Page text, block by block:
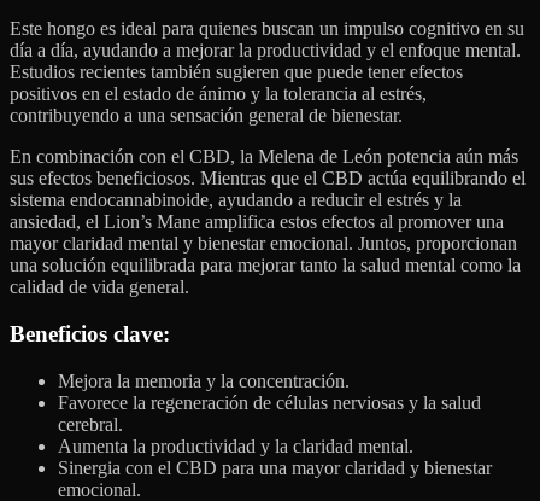
Este hongo es ideal para quienes buscan un impulso cognitivo en su
día a día, ayudando a mejorar la productividad y el enfoque mental.
Estudios recientes también sugieren que puede tener efectos
positivos en el estado de ánimo y la tolerancia al estrés,
contribuyendo a una sensación general de bienestar.
En combinación con el CBD, la Melena de León potencia aún más
sus efectos beneficiosos. Mientras que el CBD actúa equilibrando el
sistema endocannabinoide, ayudando a reducir el estrés y la
ansiedad, el Lion’s Mane amplifica estos efectos al promover una
mayor claridad mental y bienestar emocional. Juntos, proporcionan
una solución equilibrada para mejorar tanto la salud mental como la
calidad de vida general.
Beneficios clave:
Mejora la memoria y la concentración.
Favorece la regeneración de células nerviosas y la salud
cerebral.
Aumenta la productividad y la claridad mental.
Sinergia con el CBD para una mayor claridad y bienestar
emocional.